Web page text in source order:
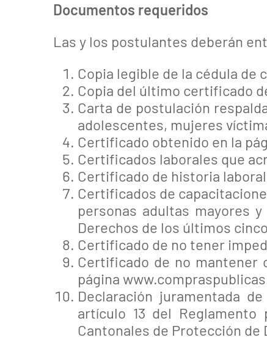
Documentos requeridos
Las y los postulantes deberán
Copia legible de la cédula de
Copia del último certificado
Carta de postulación
adolescentes, mujeres
Certificado obtenido en la
Certificados laborales que
Certificado de historia
Certificados de
personas adultas mayores
Derechos de los últimos
Certificado de no tener
Certificado de no mantener
página
Declaración juramentada
artículo 13 del
Cantonales de Protección de